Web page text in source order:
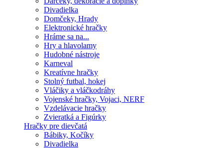
Divadielka
Domčeky, Hrady
Elektronické hračky
Hráme sa na...
Hry a hlavolamy
Hudobné nástroje
Karneval
Kreatívne hračky
Stolný futbal, hokej
Vláčiky a vláčkodráhy
Vojenské hračky, Vojaci, NERF
Vzdelávacie hračky
Zvieratká a Figúrky
Hračky pre dievčatá
Bábiky, Kočíky
Divadielka